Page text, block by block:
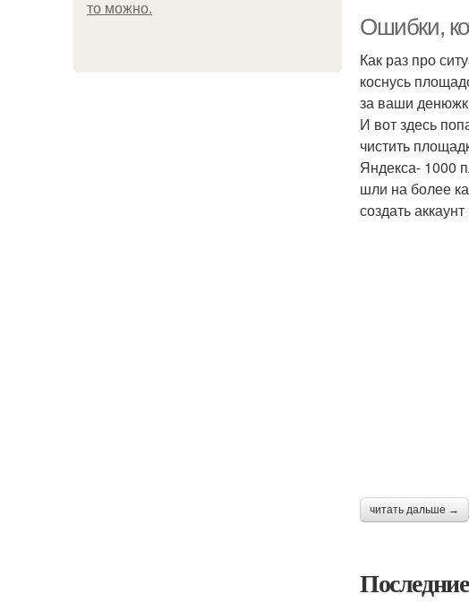
то можно.
Ошибки,
Как раз про
коснусь
за ваши
И вот здесь
чистить
Яндекса- 1000
шли на более
создать
читать дальше →